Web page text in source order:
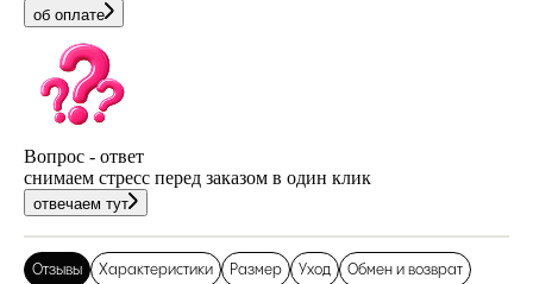
об оплате
Вопрос - ответ
снимаем стресс перед заказом в один клик
отвечаем тут
Отзывы Характеристики Размер Уход Обмен и возврат